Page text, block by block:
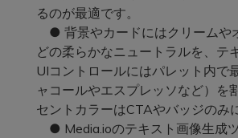
るのが最適です。
● 背景やカードにはクリームや
どの柔らかなニュートラルを、テ
UIコントロールにはパレット内で
ャコールやエスプレッソなど）を
セントカラーはCTAやバッジのみ
● Media.ioのテキスト画像生成